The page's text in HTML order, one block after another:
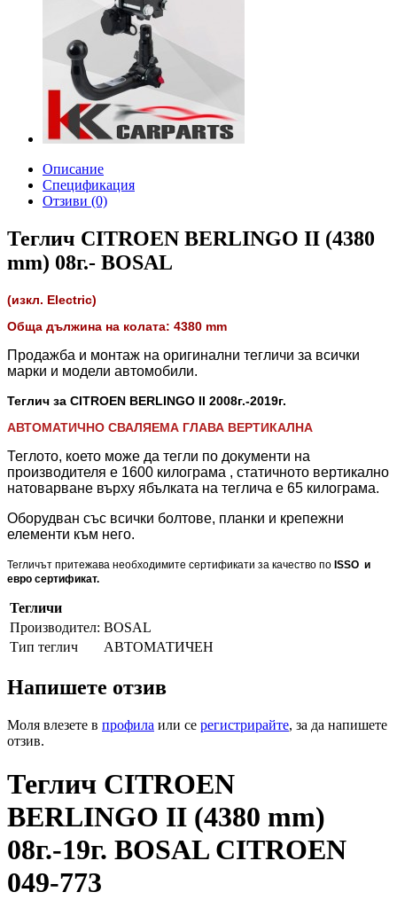
Описание
Спецификация
Отзиви (0)
Теглич CITROEN BERLINGO II (4380
mm) 08г.- BOSAL
(изкл. Electric)
Обща дължина на колата: 4380 mm
Продажба и монтаж на оригинални тегличи за всички
марки и модели автомобили.
Теглич за CITROEN BERLINGO II 2008г.-2019г.
АВТОМАТИЧНО СВАЛЯЕМА ГЛАВА ВЕРТИКАЛНА
Теглото, което може да тегли по документи на
производителя е 1600 килограма , статичното вертикално
натоварване върху ябълката на теглича е 65 килограма.
Оборудван със всички болтове, планки и крепежни
елементи към него.
Тегличът притежава необходимите сертификати за качество по ISSO и
евро сертификат.
Тегличи
Производител: BOSAL
Тип теглич
АВТОМАТИЧЕН
Напишете отзив
Моля влезете в профила или се регистрирайте, за да напишете
отзив.
Теглич CITROEN
BERLINGO II (4380 mm)
08г.-19г. BOSAL CITROEN
049-773